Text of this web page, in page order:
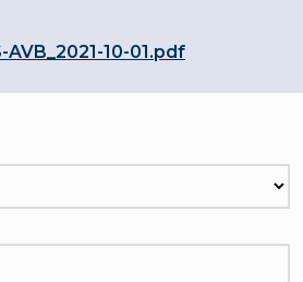
AVB_2021-10-01.pdf